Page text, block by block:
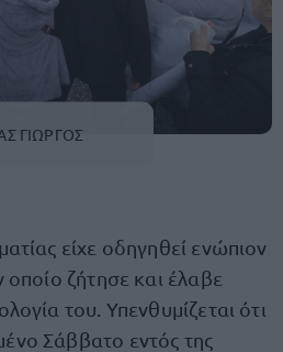
ΓΙΩΡΓΟΣ
είχε οδηγηθεί ενώπιον
ζήτησε και έλαβε
του. Υπενθυμίζεται ότι
Σάββατο εντός της